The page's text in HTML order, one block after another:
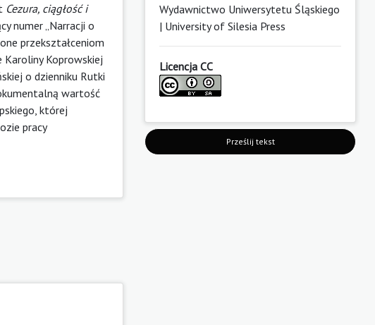
Cezura, ciągłość i
numer „Narracji o
przekształceniom
Karoliny Koprowskiej
o dzienniku Rutki
wartość
której
pracy
Wydawnictwo Uniwersytetu Śląskiego
| University of Silesia Press
Licencja CC
Prześlij tekst